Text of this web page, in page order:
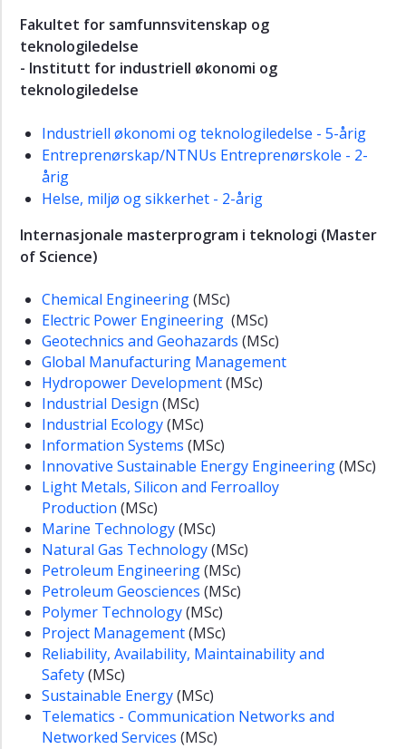
Fakultet for samfunnsvitenskap og
teknologiledelse
- Institutt for industriell økonomi og
teknologiledelse
Industriell økonomi og teknologiledelse - 5-årig
Entreprenørskap/NTNUs Entreprenørskole - 2-
årig
Helse, miljø og sikkerhet - 2-årig
Internasjonale masterprogram i teknologi (Master
of Science)
Chemical Engineering(MSc)
Electric Power Engineering (MSc)
Geotechnics and Geohazards (MSc)
Global Manufacturing Management
Hydropower Development(MSc)
Industrial Design (MSc)
Industrial Ecology(MSc)
Information Systems (MSc)
Innovative Sustainable Energy Engineering(MSc)
Light Metals, Silicon and Ferroalloy
Production (MSc)
Marine Technology(MSc)
Natural Gas Technology(MSc)
Petroleum Engineering(MSc)
Petroleum Geosciences (MSc)
Polymer Technology(MSc)
Project Management(MSc)
Reliability, Availability, Maintainability and
Safety(MSc)
Sustainable Energy(MSc)
Telematics - Communication Networks and
Networked Services (MSc)